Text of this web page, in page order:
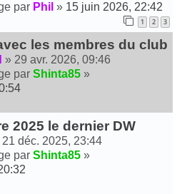
par Phil » 15 juin 2026, 22:42
1 2 3
les membres du club
» 29 avr. 2026, 09:46
par Shinta85 »
2025 le dernier DW
21 déc. 2025, 23:44
par Shinta85 »